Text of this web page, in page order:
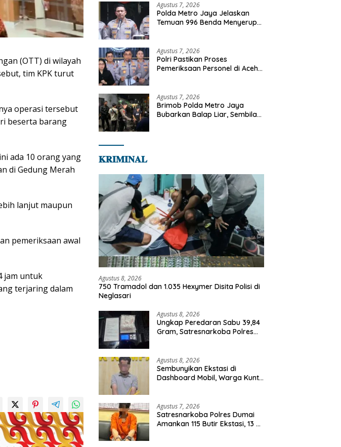
(OTT) di wilayah
tim KPK turut
operasi tersebut
beserta barang
ada 10 orang yang
di Gedung Merah
lanjut maupun
pemeriksaan awal
jam untuk
terjaring dalam
Agustus 7, 2026
Polda Metro Jaya Jelaskan
Temuan 996 Benda Menyerupai
Agustus 7, 2026
Polri Pastikan Proses
Pemeriksaan Personel di Aceh
Agustus 7, 2026
Brimob Polda Metro Jaya
Bubarkan Balap Liar, Sembilan
𝐊𝐑𝐈𝐌𝐈𝐍𝐀𝐋
Agustus 8, 2026
750 Tramadol dan 1.035 Hexymer Disita Polisi di
Neglasari
Agustus 8, 2026
Ungkap Peredaran Sabu 39,84
Gram, Satresnarkoba Polres
Agustus 8, 2026
Sembunyikan Ekstasi di
Dashboard Mobil, Warga Kuntu
Agustus 7, 2026
Satresnarkoba Polres Dumai
Amankan 115 Butir Ekstasi, 13 Pil